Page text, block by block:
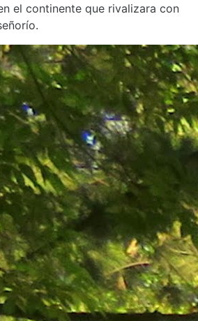
el continente que rivalizara con